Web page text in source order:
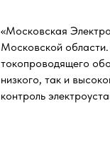
«Московская
Московской
токопроводящего
низкого, так и
контроль